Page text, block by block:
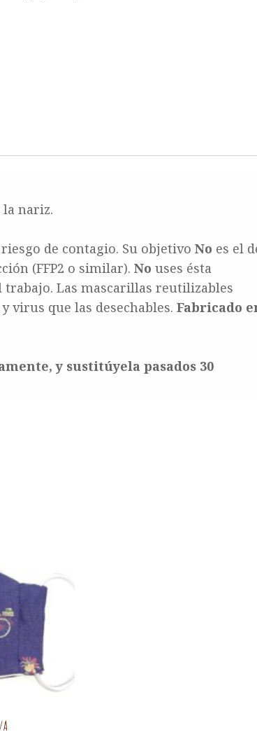
nariz.
de contagio. Su objetivo No es el
(FFP2 o similar). No uses ésta
Las mascarillas reutilizables
virus que las desechables. Fabricado
y sustitúyela pasados 30